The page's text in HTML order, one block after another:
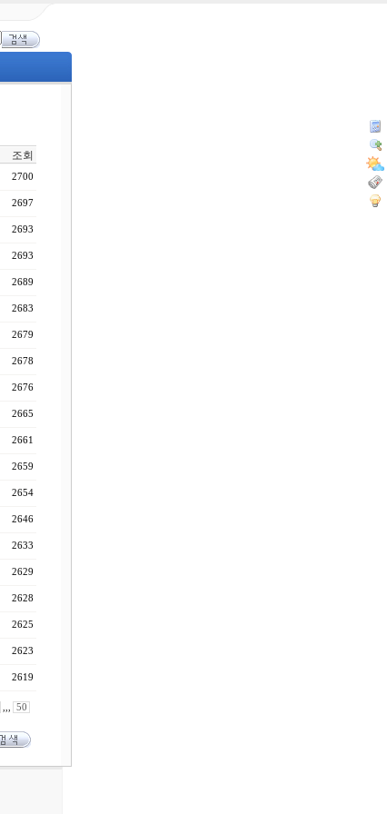
조회
2700
2697
2693
2693
2689
2683
2679
2678
2676
2665
2661
2659
2654
2646
2633
2629
2628
2625
2623
2619
,,, 50